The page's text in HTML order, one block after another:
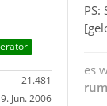
21.481
9. Jun. 2006
es
rum